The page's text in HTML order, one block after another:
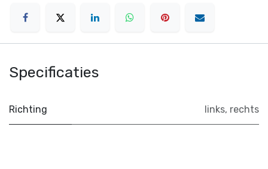
Specificaties
Richting links, rechts